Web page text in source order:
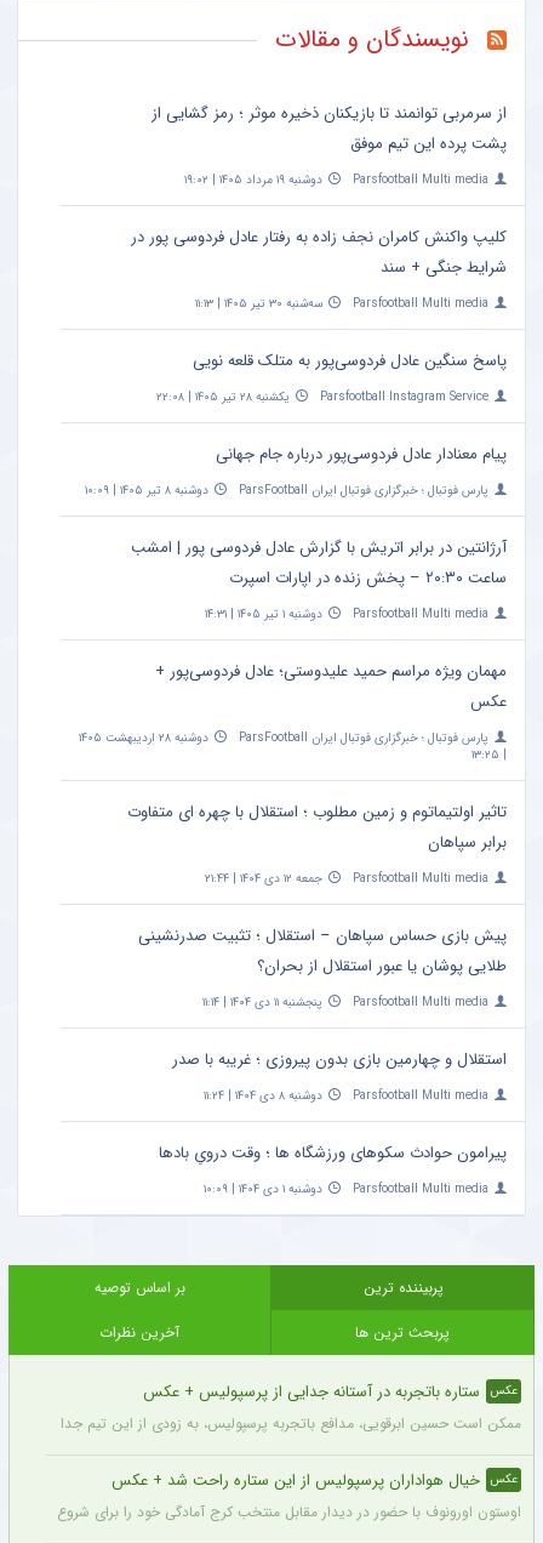
نویسندگان و مقالات
از سرمربی توانمند تا بازیکنان ذخیره موثر ؛ رمز گشایی از
پشت پرده این تیم موفق
Parsfootball Multi media دوشنبه ۱۹ مرداد ۱۴۰۵ | ۱۹:۰۲
کلیپ واکنش کامران نجف زاده به رفتار عادل فردوسی پور در
شرایط جنگی + سند
Parsfootball Multi media سه‌شنبه ۳۰ تیر ۱۴۰۵ | ۱۱:۱۳
پاسخ سنگین عادل فردوسی‌پور به متلک قلعه نویی
Parsfootball Instagram Service یکشنبه ۲۸ تیر ۱۴۰۵ | ۲۲:۰۸
پیام معنادار عادل فردوسی‌پور درباره جام جهانی
پارس فوتبال ؛ خبرگزاری فوتبال ایران ParsFootball دوشنبه ۸ تیر ۱۴۰۵ | ۱۰:۰۹
آرژانتین در برابر اتریش با گزارش عادل فردوسی پور | امشب
ساعت ۲۰:۳۰ – پخش زنده در اپارات اسپرت
Parsfootball Multi media دوشنبه ۱ تیر ۱۴۰۵ | ۱۴:۳۱
مهمان ویژه مراسم حمید علیدوستی؛ عادل فردوسی‌پور +
عکس
پارس فوتبال ؛ خبرگزاری فوتبال ایران ParsFootball
دوشنبه ۲۸ اردیبهشت ۱۴۰۵
| ۱۳:۲۵
تاثیر اولتیماتوم و زمین مطلوب ؛ استقلال با چهره ای متفاوت
برابر سپاهان
Parsfootball Multi media جمعه ۱۲ دی ۱۴۰۴ | ۲۱:۴۴
پیش بازی حساس سپاهان – استقلال ؛ تثبیت صدرنشینی
طلایی پوشان یا عبور استقلال از بحران؟
Parsfootball Multi media پنجشنبه ۱۱ دی ۱۴۰۴ | ۱۱:۱۴
استقلال و چهارمین بازی بدون پیروزی ؛ غریبه با صدر
Parsfootball Multi media دوشنبه ۸ دی ۱۴۰۴ | ۱۱:۲۴
پیرامون حوادث سکوهای ورزشگاه ها ؛ وقت درویِ بادها
Parsfootball Multi media دوشنبه ۱ دی ۱۴۰۴ | ۱۰:۰۹
پربیننده ترین
بر اساس توصیه
پربحث ترین ها
آخرین نظرات
عکس ستاره باتجربه در آستانه جدایی از پرسپولیس + عکس
ممکن است حسین ابرقویی، مدافع باتجربه پرسپولیس، به زودی از این تیم جدا شده و
عکس خیال هواداران پرسپولیس از این ستاره راحت شد + عکس
اوستون اورونوف با حضور در دیدار مقابل منتخب کرج آمادگی خود را برای شروع فصل